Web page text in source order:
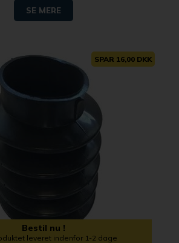
SE MERE
SPAR 16,00 DKK
Bestil nu !
leveret indenfor 1-2 dage